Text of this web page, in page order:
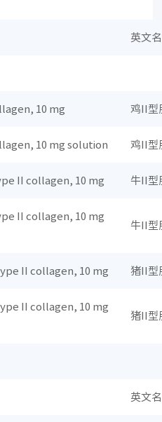
英文
10 mg 鸡II型
10 mg solution 鸡II型
II collagen, 10 mg 牛II型
II collagen, 10 mg
牛II型
II collagen, 10 mg 猪II型
II collagen, 10 mg
猪II型
英文